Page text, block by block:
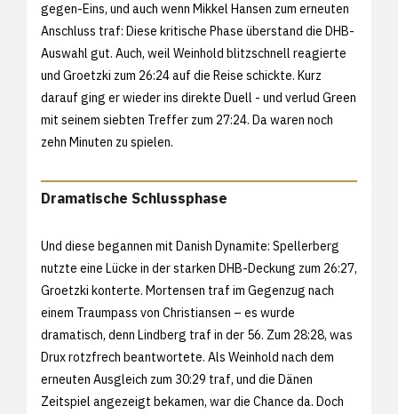
gegen-Eins, und auch wenn Mikkel Hansen zum erneuten
Anschluss traf: Diese kritische Phase überstand die DHB-
Auswahl gut. Auch, weil Weinhold blitzschnell reagierte
und Groetzki zum 26:24 auf die Reise schickte. Kurz
darauf ging er wieder ins direkte Duell - und verlud Green
mit seinem siebten Treffer zum 27:24. Da waren noch
zehn Minuten zu spielen.
Dramatische Schlussphase
Und diese begannen mit Danish Dynamite: Spellerberg
nutzte eine Lücke in der starken DHB-Deckung zum 26:27,
Groetzki konterte. Mortensen traf im Gegenzug nach
einem Traumpass von Christiansen – es wurde
dramatisch, denn Lindberg traf in der 56. Zum 28:28, was
Drux rotzfrech beantwortete. Als Weinhold nach dem
erneuten Ausgleich zum 30:29 traf, und die Dänen
Zeitspiel angezeigt bekamen, war die Chance da. Doch